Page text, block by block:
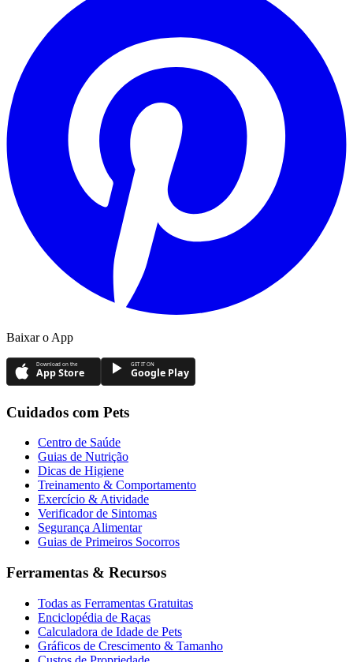
Baixar o App
Download on the
App Store
GET IT ON
Google Play
Cuidados com Pets
Centro de Saúde
Guias de Nutrição
Dicas de Higiene
Treinamento & Comportamento
Exercício & Atividade
Verificador de Sintomas
Segurança Alimentar
Guias de Primeiros Socorros
Ferramentas & Recursos
Todas as Ferramentas Gratuitas
Enciclopédia de Raças
Calculadora de Idade de Pets
Gráficos de Crescimento & Tamanho